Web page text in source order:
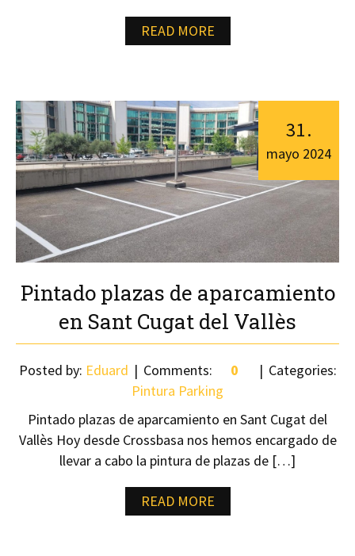
READ MORE
Pintado plazas de aparcamiento
en Sant Cugat del Vallès
31.
mayo 2024
Posted by: Eduard Comments: 0
Categories:
Pintura Parking
Pintado plazas de aparcamiento en Sant Cugat del
Vallès Hoy desde Crossbasa nos hemos encargado de
llevar a cabo la pintura de plazas de […]
READ MORE